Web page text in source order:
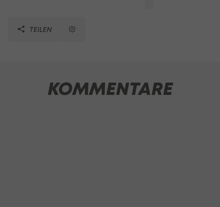
TEILEN
KOMMENTARE